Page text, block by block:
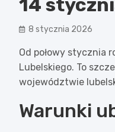
14
8 stycznia 2026
Od połowy stycznia
Lubelskiego. To
województwie
Warunki